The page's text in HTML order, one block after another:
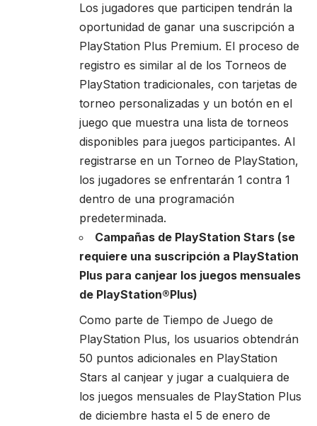
Los jugadores que participen tendrán la
oportunidad de ganar una suscripción a
PlayStation Plus Premium. El proceso de
registro es similar al de los Torneos de
PlayStation tradicionales, con tarjetas de
torneo personalizadas y un botón en el
juego que muestra una lista de torneos
disponibles para juegos participantes. Al
registrarse en un Torneo de PlayStation,
los jugadores se enfrentarán 1 contra 1
dentro de una programación
predeterminada.
Campañas de PlayStation Stars (se
requiere una suscripción a PlayStation
Plus para canjear los juegos mensuales
de PlayStation®Plus)
Como parte de Tiempo de Juego de
PlayStation Plus, los usuarios obtendrán
50 puntos adicionales en PlayStation
Stars al canjear y jugar a cualquiera de
los juegos mensuales de PlayStation Plus
de diciembre hasta el 5 de enero de